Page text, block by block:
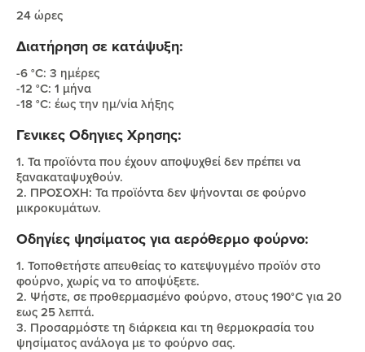
24 ώρες
Διατήρηση σε κατάψυξη:
-6 °C: 3 ημέρες
-12 °C: 1 μήνα
-18 °C: έως την ημ/νία λήξης
Γενικες Οδηγιες Χρησης:
1. Τα προϊόντα που έχουν αποψυχθεί δεν πρέπει να
ξανακαταψυχθούν.
2. ΠΡΟΣΟΧΗ: Τα προϊόντα δεν ψήνονται σε φούρνο
μικροκυμάτων.
Οδηγίες ψησίματος για αερόθερμο φούρνο:
1. Τοποθετήστε απευθείας το κατεψυγμένο προϊόν στο
φούρνο, χωρίς να το αποψύξετε.
2. Ψήστε, σε προθερμασμένο φούρνο, στους 190°C για 20
εως 25 λεπτά.
3. Προσαρμόστε τη διάρκεια και τη θερμοκρασία του
ψησίματος ανάλογα με το φούρνο σας.